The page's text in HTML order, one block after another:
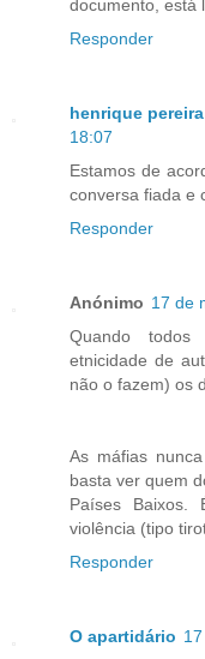
documento, está
Responder
henrique
18:07
Estamos de
conversa fiada e
Responder
Anónimo 17 de
Quando
etnicidade de
não o fazem) os
As máfias
basta ver quem
Países Baixos.
violência (tipo
Responder
O apartidário